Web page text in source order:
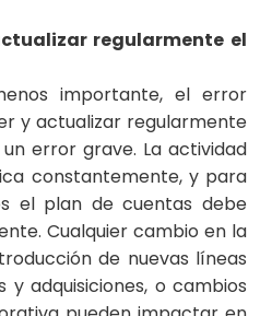
regularmente el
importante, el error
y actualizar regularmente
error grave. La actividad
constantemente, y para
el plan de cuentas debe
Cualquier cambio en la
de nuevas líneas
y adquisiciones, o cambios